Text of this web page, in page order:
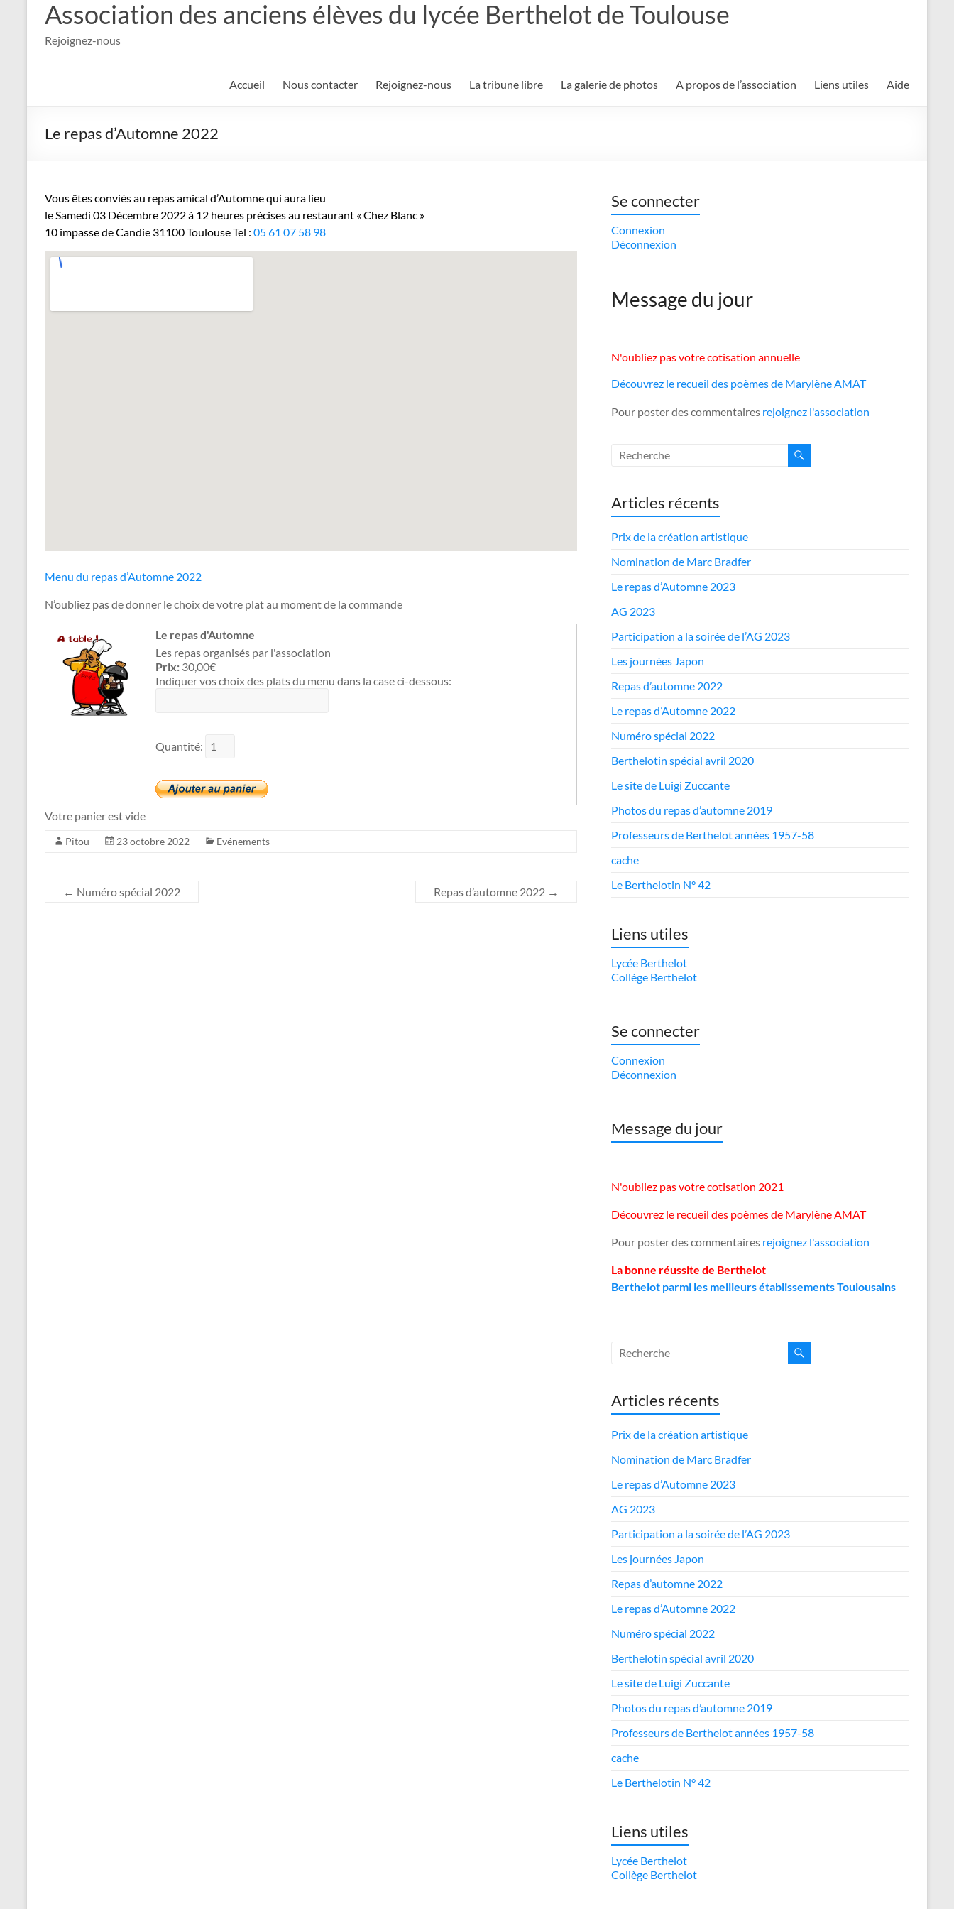
Association des anciens élèves du lycée Berthelot de Toulouse
Rejoignez-nous
Accueil Nous contacter Rejoignez-nous La tribune libre La galerie de photos A propos de l’association Liens utiles Aide
Le repas d’Automne 2022
Vous êtes conviés au repas amical d’Automne qui aura lieu
le Samedi 03 Décembre 2022 à 12 heures précises au restaurant « Chez Blanc »
10 impasse de Candie 31100 Toulouse Tel : 05 61 07 58 98
Menu du repas d’Automne 2022
N’oubliez pas de donner le choix de votre plat au moment de la commande
Le repas d'Automne
Les repas organisés par l'association
Prix: 30,00€
Indiquer vos choix des plats du menu dans la case ci-dessous:
Quantité:
Votre panier est vide
Pitou 23 octobre 2022 Evénements
← Numéro spécial 2022 Repas d’automne 2022 →
Se connecter
Connexion
Déconnexion
Message du jour
N'oubliez pas votre cotisation annuelle
Découvrez le recueil des poèmes de Marylène AMAT
Pour poster des commentaires rejoignez l'association
Articles récents
Prix de la création artistique
Nomination de Marc Bradfer
Le repas d’Automne 2023
AG 2023
Participation a la soirée de l’AG 2023
Les journées Japon
Repas d’automne 2022
Le repas d’Automne 2022
Numéro spécial 2022
Berthelotin spécial avril 2020
Le site de Luigi Zuccante
Photos du repas d’automne 2019
Professeurs de Berthelot années 1957-58
cache
Le Berthelotin N° 42
Liens utiles
Lycée Berthelot
Collège Berthelot
Se connecter
Connexion
Déconnexion
Message du jour
N'oubliez pas votre cotisation 2021
Découvrez le recueil des poèmes de Marylène AMAT
Pour poster des commentaires rejoignez l'association
La bonne réussite de Berthelot
Berthelot parmi les meilleurs établissements Toulousains
Articles récents
Prix de la création artistique
Nomination de Marc Bradfer
Le repas d’Automne 2023
AG 2023
Participation a la soirée de l’AG 2023
Les journées Japon
Repas d’automne 2022
Le repas d’Automne 2022
Numéro spécial 2022
Berthelotin spécial avril 2020
Le site de Luigi Zuccante
Photos du repas d’automne 2019
Professeurs de Berthelot années 1957-58
cache
Le Berthelotin N° 42
Liens utiles
Lycée Berthelot
Collège Berthelot